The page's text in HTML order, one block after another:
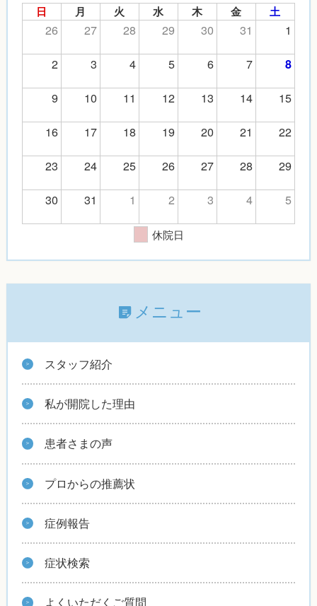
日 月 火 水 木 金 土
26 27 28 29 30 31
1
2
3 4 5 6 7 8
9 10 11 12 13 14
15
16
17 18 19 20 21
22
23
24 25 26 27 28
29
30
31 1 2 3 4 5
休院日
メニュー
スタッフ紹介
私が開院した理由
患者さまの声
プロからの推薦状
症例報告
症状検索
よくいただくご質問